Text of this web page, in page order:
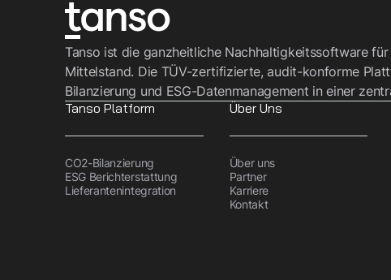
Tanso ist die ganzheitliche Nachhaltigkeitssoftware
Mittelstand. Die TÜV-zertifizierte, audit-konforme
Bilanzierung und ESG-Datenmanagement in einer
Tanso Platform
CO2-Bilanzierung
ESG Berichterstattung
Lieferantenintegration
Über Uns
Über uns
Partner
Karriere
Kontakt